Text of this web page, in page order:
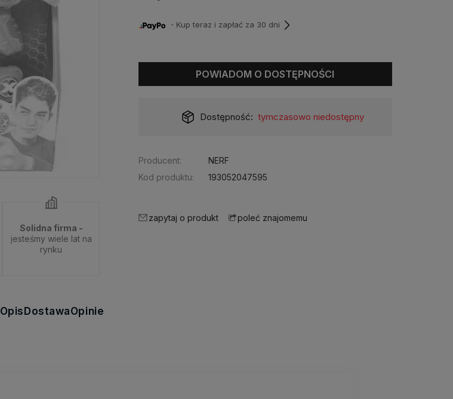
Solidna firma -
jesteśmy wiele lat na
rynku
・Kup teraz i zapłać za 30 dni
POWIADOM O DOSTĘPNOŚCI
tymczasowo niedostępny Dostępność: tymczasowo niedostępny
Producent:
NERF
Kod produktu:
193052047595
zapytaj o produkt poleć znajomemu
OpisDostawaOpinie